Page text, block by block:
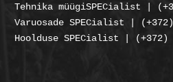
Tehnika müügiSPECialist |
Varuosade SPECialist |
Hoolduse SPECialist | (+372)